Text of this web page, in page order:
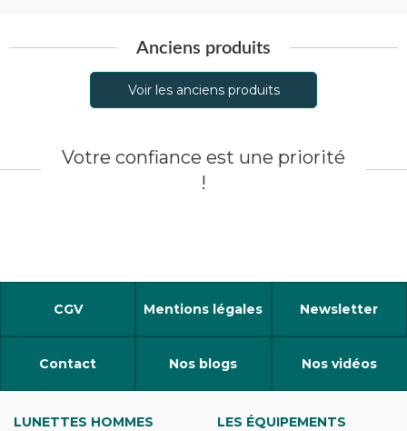
Anciens produits
Voir les anciens produits
Votre confiance est une priorité
!
CGV Mentions légales Newsletter
Contact Nos blogs Nos vidéos
LUNETTES HOMMES
LES ÉQUIPEMENTS